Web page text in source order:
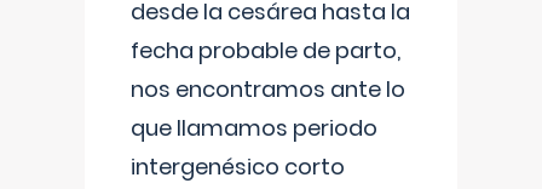
desde la cesárea hasta la
fecha probable de parto,
nos encontramos ante lo
que llamamos periodo
intergenésico corto